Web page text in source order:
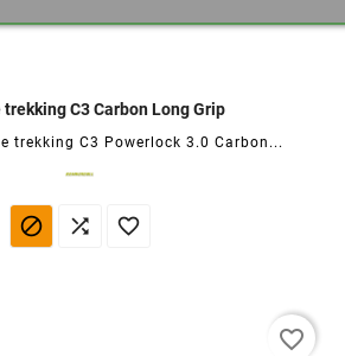
trekking C3 Carbon Long Grip
trekking C3 Powerlock 3.0 Carbon...
  
favorite_border